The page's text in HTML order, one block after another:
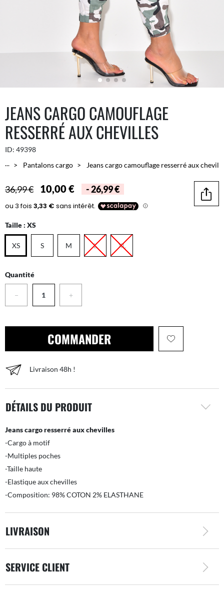
JEANS CARGO CAMOUFLAGE
RESSERRÉ AUX CHEVILLES
ID: 49398
...
Pantalons cargo Jeans cargo camouflage resserré aux
36,99 € 10,00 € - 26,99 €
Taille : XS
XS S M L XL
Quantité
− +
COMMANDER
Livraison 48h !
DÉTAILS DU PRODUIT
Jeans cargo resserré aux chevilles
-Cargo à motif
-Multiples poches
-Taille haute
-Elastique aux chevilles
-Composition: 98% COTON 2% ELASTHANE
LIVRAISON
SERVICE CLIENT